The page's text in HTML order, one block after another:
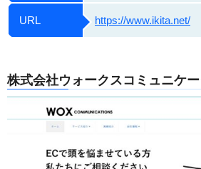
URL https://www.ikita.net/
株式会社ウォークスコミュニケ